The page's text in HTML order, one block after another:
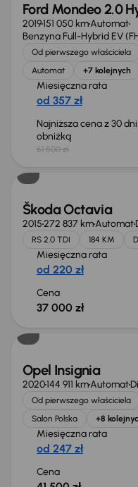
Ford Mondeo 2.0
2019151 050 kmAutomat
Benzyna Full-Hybrid EV
Od pierwszego właściciela
Automat
+7 kolejnych
Miesięczna rata
od 357 zł
Najniższa cena z 30
obniżką
61 500 zł
Škoda Octavia
2015272 837 kmAutomat
RS 2.0 TDI 184 KM
Miesięczna rata
od 220 zł
Cena
37 000 zł
Opel Insignia
2020144 911 kmAutomat
Od pierwszego właściciela
Salon Polska
+8
Miesięczna rata
od 247 zł
Cena